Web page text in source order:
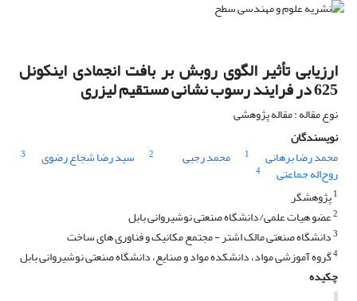
ارزیابی تأثیر الگوی روبش بر بافت انجمادی اینکونل
625 در فرایند رسوب نشانی مستقیم لیزری
نوع مقاله : مقاله پژوهشی
نویسندگان
محمد رضا برهانی
1 محمد رجبی 2 سید رضا شجاع رضوی 3
روح‌اله جماعتی
4
1پژوهشگر
2عضو هیات علمی/دانشگاه صنعتی نوشیروانی بابل
3دانشگاه صنعتی مالک اشتر - مجتمع مکانیک و فناوری های ساخت
4گروه آموزشی مواد، دانشکده مواد و صنایع، دانشگاه صنعتی نوشیروانی بابل
چکیده